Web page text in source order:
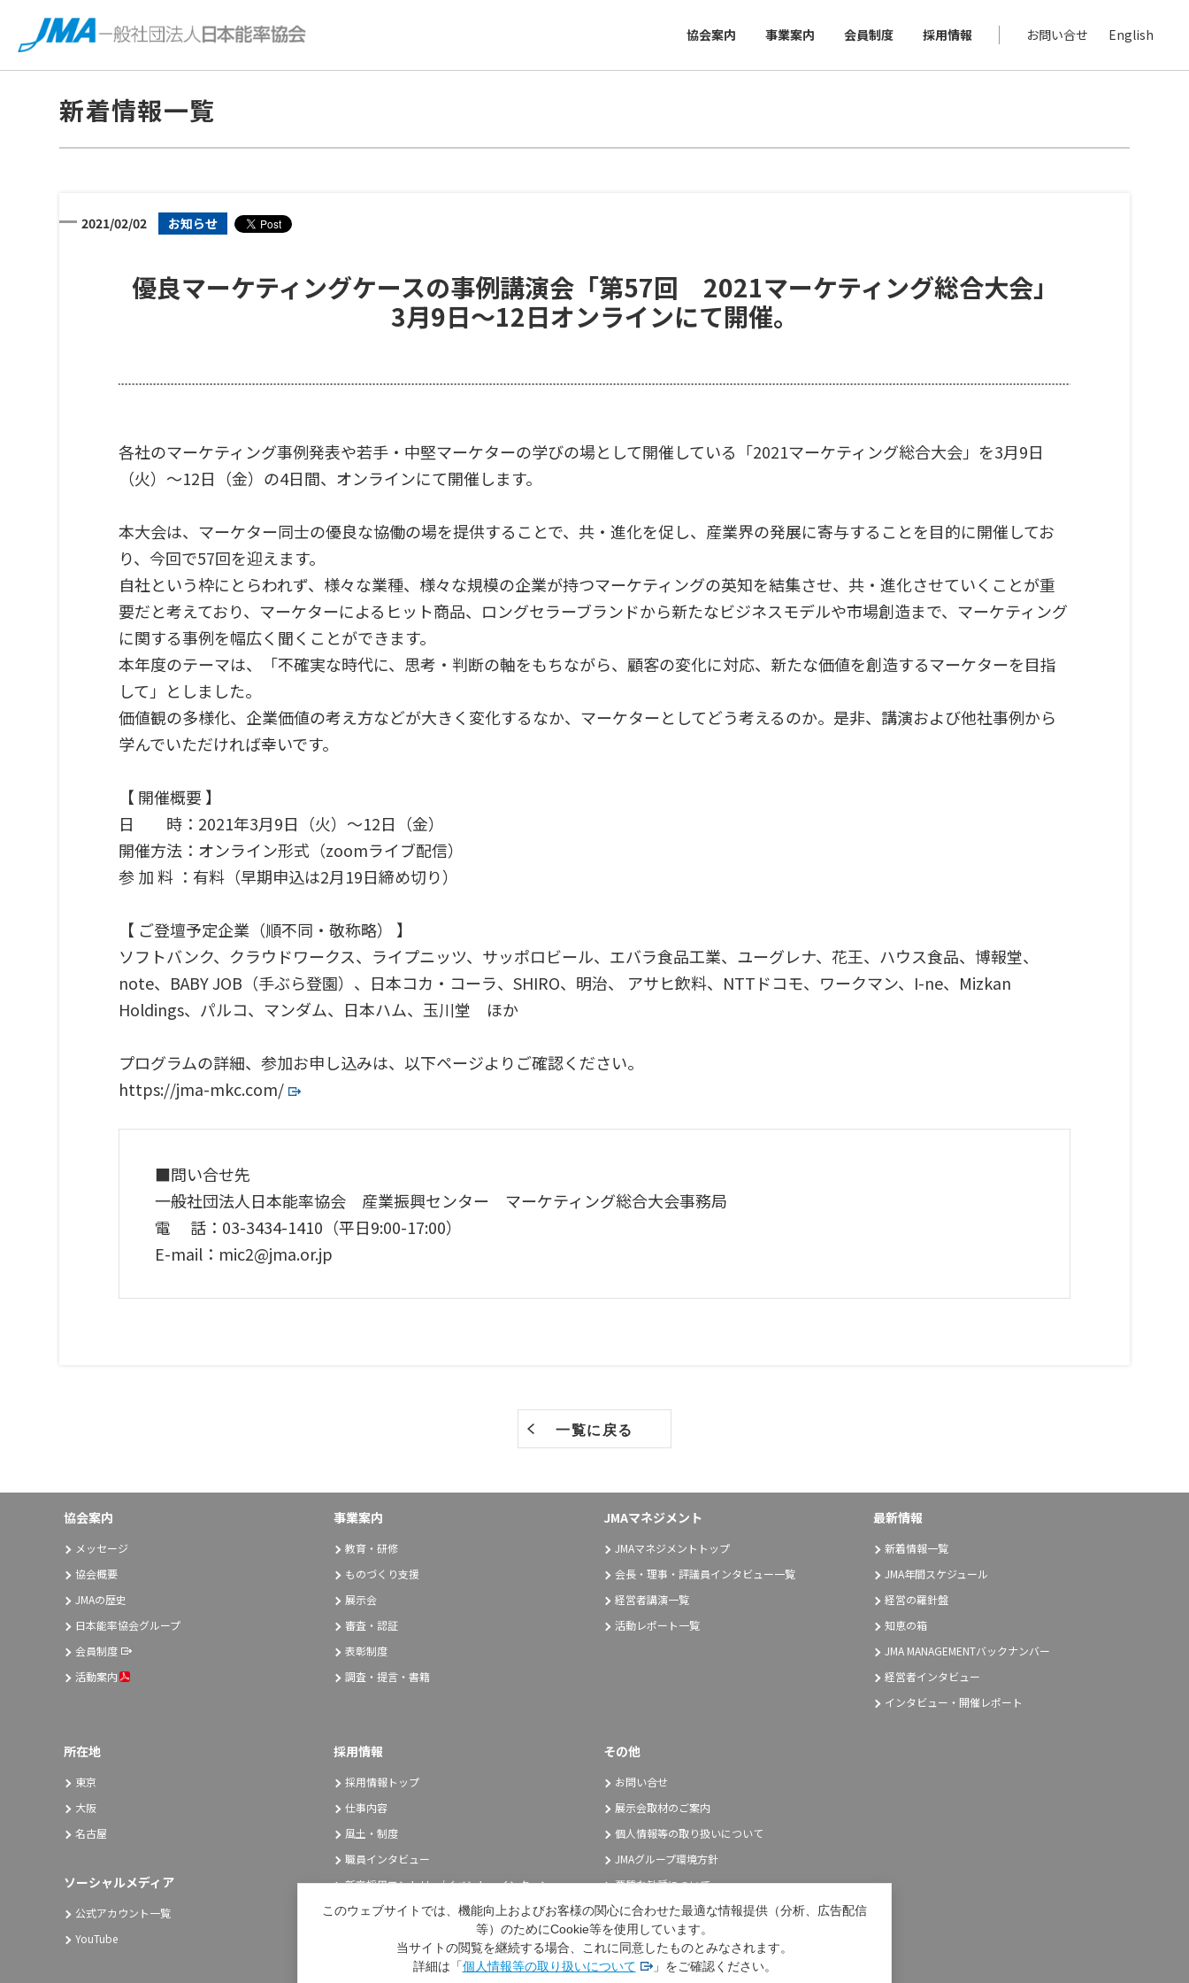
このウェブサイトでは、機能向上およびお客様の関心に合わせた最適な情報提供（分析、広告配信
等）のためにCookie等を使用しています。
当サイトの閲覧を継続する場合、これに同意したものとみなされます。
詳細は「個人情報等の取り扱いについて 」をご確認ください。
協会案内 事業案内 会員制度 採用情報 お問い合せ English
新着情報一覧
優良マーケティングケースの事例講演会「第57回 2021マーケティング総合大会」
3月9日～12日オンラインにて開催。
2021/02/02 お知らせ
各社のマーケティング事例発表や若手・中堅マーケターの学びの場として開催している「2021マーケティング総合大会」を3月9日
（火）～12日（金）の4日間、オンラインにて開催します。
本大会は、マーケター同士の優良な協働の場を提供することで、共・進化を促し、産業界の発展に寄与することを目的に開催してお
り、今回で57回を迎えます。
自社という枠にとらわれず、様々な業種、様々な規模の企業が持つマーケティングの英知を結集させ、共・進化させていくことが重
要だと考えており、マーケターによるヒット商品、ロングセラーブランドから新たなビジネスモデルや市場創造まで、マーケティング
に関する事例を幅広く聞くことができます。
本年度のテーマは、「不確実な時代に、思考・判断の軸をもちながら、顧客の変化に対応、新たな価値を創造するマーケターを目指
して」としました。
価値観の多様化、企業価値の考え方などが大きく変化するなか、マーケターとしてどう考えるのか。是非、講演および他社事例から
学んでいただければ幸いです。
【 開催概要 】
日 時：2021年3月9日（火）～12日（金）
開催方法：オンライン形式（zoomライブ配信）
参 加 料 ：有料（早期申込は2月19日締め切り）
【 ご登壇予定企業（順不同・敬称略） 】
ソフトバンク、クラウドワークス、ライプニッツ、サッポロビール、エバラ食品工業、ユーグレナ、花王、ハウス食品、博報堂、
note、BABY JOB（手ぶら登園）、日本コカ・コーラ、SHIRO、明治、 アサヒ飲料、NTTドコモ、ワークマン、I-ne、Mizkan
Holdings、パルコ、マンダム、日本ハム、玉川堂 ほか
プログラムの詳細、参加お申し込みは、以下ページよりご確認ください。
https://jma-mkc.com/
■問い合せ先
一般社団法人日本能率協会 産業振興センター マーケティング総合大会事務局
電 話：03-3434-1410（平日9:00-17:00）
E-mail：mic2@jma.or.jp
一覧に戻る
協会案内
メッセージ
協会概要
JMAの歴史
日本能率協会グループ
会員制度
活動案内
事業案内
教育・研修
ものづくり支援
展示会
審査・認証
表彰制度
調査・提言・書籍
JMAマネジメント
JMAマネジメントトップ
会長・理事・評議員インタビュー一覧
経営者講演一覧
活動レポート一覧
最新情報
新着情報一覧
JMA年間スケジュール
経営の羅針盤
知恵の箱
JMA MANAGEMENTバックナンバー
経営者インタビュー
インタビュー・開催レポート
所在地
東京
大阪
名古屋
ソーシャルメディア
公式アカウント一覧
YouTube
採用情報
採用情報トップ
仕事内容
風土・制度
職員インタビュー
新卒採用エントリー/イベント・インターン
キャリア採用エントリー
その他
お問い合せ
展示会取材のご案内
個人情報等の取り扱いについて
JMAグループ環境方針
悪質な勧誘について